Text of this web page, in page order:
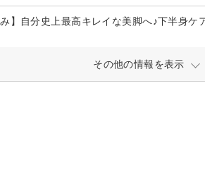
】自分史上最高キレイな美脚へ♪下半身ケ
その他の情報を表示